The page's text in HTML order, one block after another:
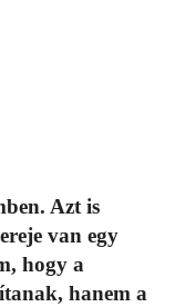
Azt is
van egy
hogy a
hanem a